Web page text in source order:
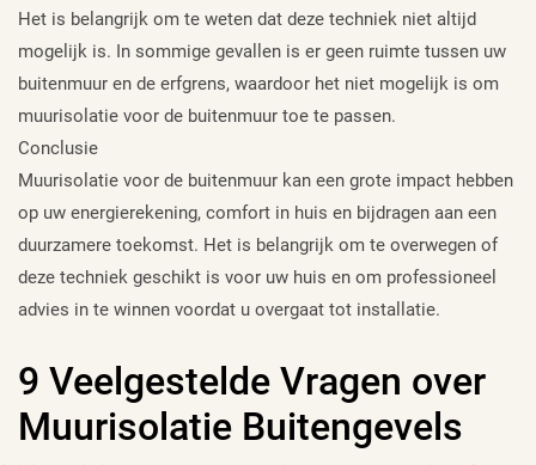
Het is belangrijk om te weten dat deze techniek niet altijd
mogelijk is. In sommige gevallen is er geen ruimte tussen uw
buitenmuur en de erfgrens, waardoor het niet mogelijk is om
muurisolatie voor de buitenmuur toe te passen.
Conclusie
Muurisolatie voor de buitenmuur kan een grote impact hebben
op uw energierekening, comfort in huis en bijdragen aan een
duurzamere toekomst. Het is belangrijk om te overwegen of
deze techniek geschikt is voor uw huis en om professioneel
advies in te winnen voordat u overgaat tot installatie.
9 Veelgestelde Vragen over
Muurisolatie Buitengevels